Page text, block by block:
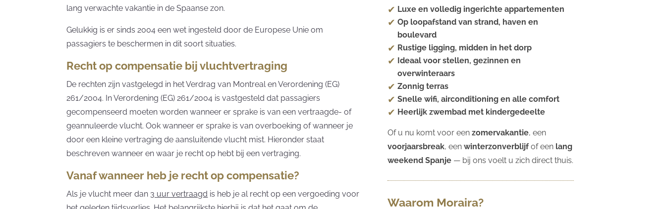
lang verwachte vakantie in de Spaanse zon.
Gelukkig is er sinds 2004 een wet ingesteld door de Europese Unie om
passagiers te beschermen in dit soort situaties.
Recht op compensatie bij vluchtvertraging
De rechten zijn vastgelegd in het Verdrag van Montreal en Verordening (EG)
261/2004. In Verordening (EG) 261/2004 is vastgesteld dat passagiers
gecompenseerd moeten worden wanneer er sprake is van een vertraagde- of
geannuleerde vlucht. Ook wanneer er sprake is van overboeking of wanneer je
door een kleine vertraging de aansluitende vlucht mist. Hieronder staat
beschreven wanneer en waar je recht op hebt bij een vertraging.
Vanaf wanneer heb je recht op compensatie?
Als je vlucht meer dan 3 uur vertraagd is heb je al recht op een vergoeding voor
Luxe en volledig ingerichte appartementen
Op loopafstand van strand, haven en
boulevard
Rustige ligging, midden in het dorp
Ideaal voor stellen, gezinnen en
overwinteraars
Zonnig terras
Snelle wifi, airconditioning en alle comfort
Heerlijk zwembad met kindergedeelte
Of u nu komt voor eenzomervakantie, een
voorjaarsbreak, eenwinterzonverblijfof een lang
weekend Spanje — bij ons voelt u zich direct thuis.
Waarom Moraira?